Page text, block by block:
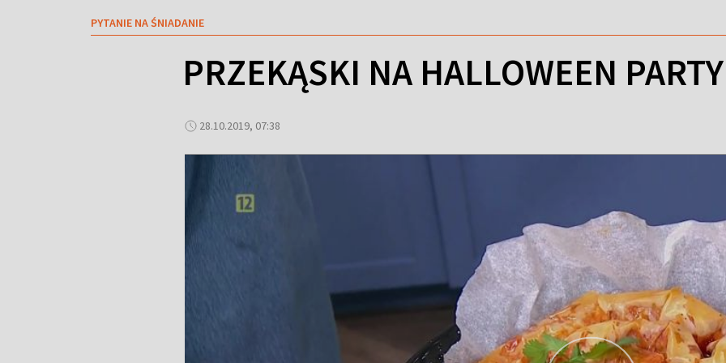
PYTANIE NA ŚNIADANIE
PRZEKĄSKI NA HALLOWEEN
28.10.2019, 07:38